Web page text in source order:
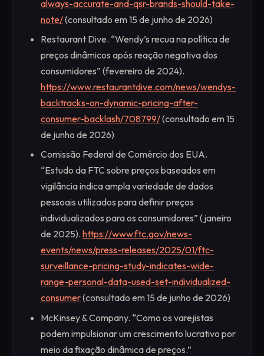
always-accurate-and-qsr-brands-should-take-
note/(consultado em 15 de junho de 2026)
Restaurant Dive. “Wendy’s recua na política de
preços dinâmicos após reação negativa dos
consumidores” (fevereiro de 2024).
https://www.restaurantdive.com/news/wendys-
backtracks-on-dynamic-pricing-after-
consumer-backlash/708799/(consultado em 15
de junho de 2026)
Comissão Federal de Comércio dos EUA.
“Estudo da FTC sobre preços baseados em
vigilância indica ampla variedade de dados
pessoais utilizados para definir preços
individualizados para os consumidores” (janeiro
de 2025). https://www.ftc.gov/news-
events/news/press-releases/2025/01/ftc-
surveillance-pricing-study-indicates-wide-
range-personal-data-used-set-individualized-
consumer(consultado em 15 de junho de 2026)
McKinsey & Company. “Como os varejistas
podem impulsionar um crescimento lucrativo por
meio da fixação dinâmica de preços.”